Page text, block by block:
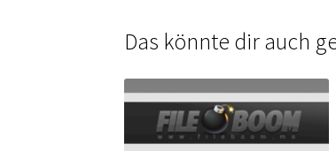
Das könnte dir auch